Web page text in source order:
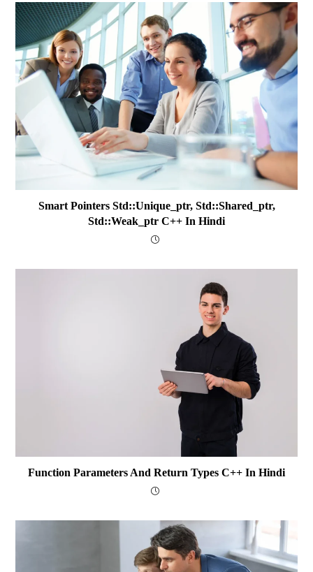
Smart Pointers Std::unique_ptr, Std::shared_ptr,
Std::weak_ptr C++ In Hindi
Function Parameters And Return Types C++ In Hindi